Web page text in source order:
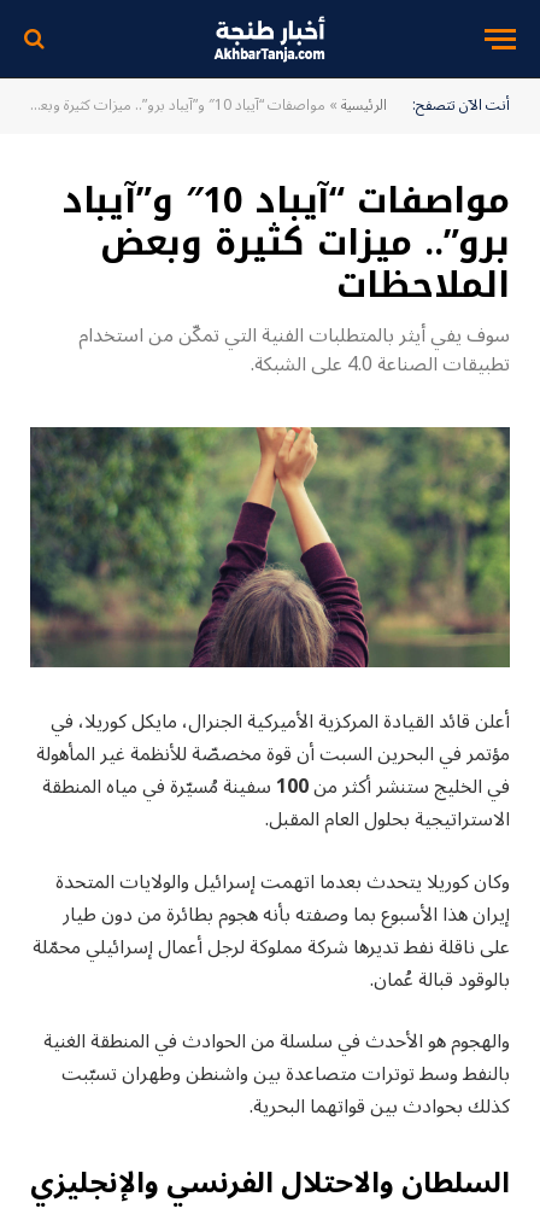
أنت الآن تتصفح: الرئيسية» مواصفات “آيباد 10″ و”آيباد برو”.. ميزات كثيرة وبعض الملاحظات
مواصفات “آيباد 10″ و”آيباد
برو”.. ميزات كثيرة وبعض
الملاحظات
سوف يفي أيثر بالمتطلبات الفنية التي تمكّن من استخدام
تطبيقات الصناعة 4.0 على الشبكة.
أعلن قائد القيادة المركزية الأميركية الجنرال، مايكل كوريلا، في
مؤتمر في البحرين السبت أن قوة مخصصّة للأنظمة غير المأهولة
في الخليج ستنشر أكثر من100سفينة مُسيّرة في مياه المنطقة
الاستراتيجية بحلول العام المقبل.
وكان كوريلا يتحدث بعدما اتهمت إسرائيل والولايات المتحدة
إيران هذا الأسبوع بما وصفته بأنه هجوم بطائرة من دون طيار
على ناقلة نفط تديرها شركة مملوكة لرجل أعمال إسرائيلي محمّلة
بالوقود قبالة عُمان.
والهجوم هو الأحدث في سلسلة من الحوادث في المنطقة الغنية
بالنفط وسط توترات متصاعدة بين واشنطن وطهران تسبّبت
كذلك بحوادث بين قواتهما البحرية.
السلطان والاحتلال الفرنسي والإنجليزي